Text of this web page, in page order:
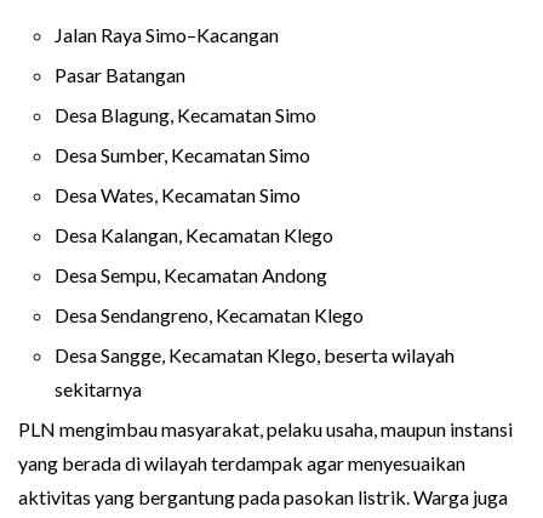
Jalan Raya Simo–Kacangan
Pasar Batangan
Desa Blagung, Kecamatan Simo
Desa Sumber, Kecamatan Simo
Desa Wates, Kecamatan Simo
Desa Kalangan, Kecamatan Klego
Desa Sempu, Kecamatan Andong
Desa Sendangreno, Kecamatan Klego
Desa Sangge, Kecamatan Klego, beserta wilayah
sekitarnya
PLN mengimbau masyarakat, pelaku usaha, maupun instansi
yang berada di wilayah terdampak agar menyesuaikan
aktivitas yang bergantung pada pasokan listrik. Warga juga